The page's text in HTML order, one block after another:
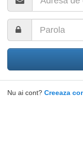
Nu ai cont? Creeaza